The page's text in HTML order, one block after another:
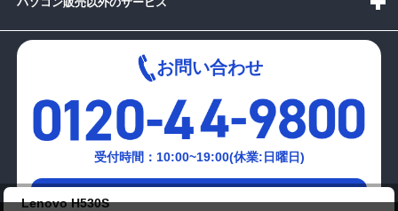
Lenovo H530S
お問い合わせ
受付時間：10:00~19:00(休業:日曜日)
メールでの